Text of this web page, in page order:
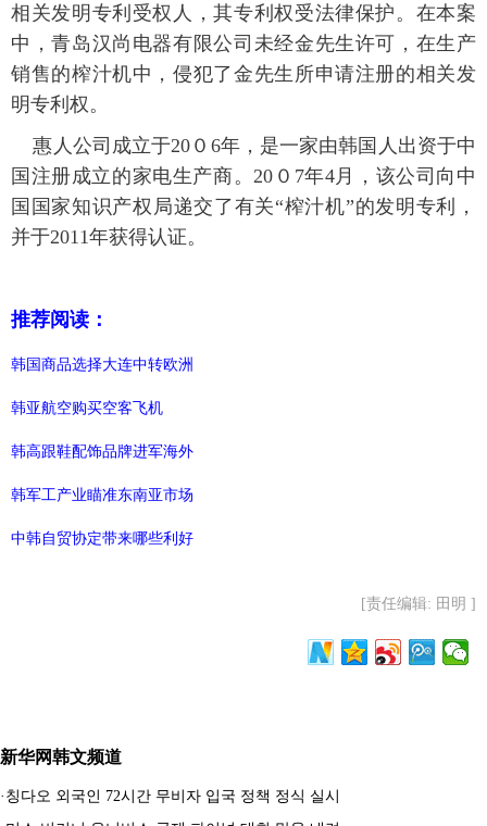
相关发明专利受权人，其专利权受法律保护。在本案
中，青岛汉尚电器有限公司未经金先生许可，在生产
销售的榨汁机中，侵犯了金先生所申请注册的相关发
明专利权。
惠人公司成立于20０6年，是一家由韩国人出资于中
国注册成立的家电生产商。20０7年4月，该公司向中
国国家知识产权局递交了有关“榨汁机”的发明专利，
并于2011年获得认证。
推荐阅读：
韩国商品选择大连中转欧洲
韩亚航空购买空客飞机
韩高跟鞋配饰品牌进军海外
韩军工产业瞄准东南亚市场
中韩自贸协定带来哪些利好
[责任编辑: 田明 ]
新华网韩文频道
· 칭다오 외국인 72시간 무비자 입국 정책 정식 실시